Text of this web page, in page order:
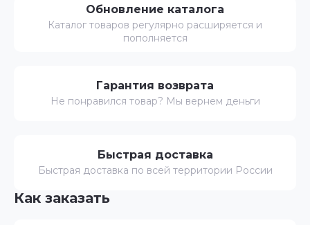
Обновление каталога
Каталог товаров регулярно расширяется и
пополняется
Гарантия возврата
Не понравился товар? Мы вернем деньги
Быстрая доставка
Быстрая доставка по всей территории России
Как заказать